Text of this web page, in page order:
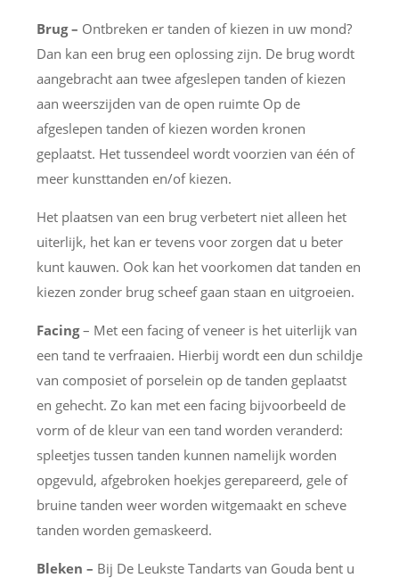
Brug – Ontbreken er tanden of kiezen in uw mond?
Dan kan een brug een oplossing zijn. De brug wordt
aangebracht aan twee afgeslepen tanden of kiezen
aan weerszijden van de open ruimte Op de
afgeslepen tanden of kiezen worden kronen
geplaatst. Het tussendeel wordt voorzien van één of
meer kunsttanden en/of kiezen.
Het plaatsen van een brug verbetert niet alleen het
uiterlijk, het kan er tevens voor zorgen dat u beter
kunt kauwen. Ook kan het voorkomen dat tanden en
kiezen zonder brug scheef gaan staan en uitgroeien.
Facing – Met een facing of veneer is het uiterlijk van
een tand te verfraaien. Hierbij wordt een dun schildje
van composiet of porselein op de tanden geplaatst
en gehecht. Zo kan met een facing bijvoorbeeld de
vorm of de kleur van een tand worden veranderd:
spleetjes tussen tanden kunnen namelijk worden
opgevuld, afgebroken hoekjes gerepareerd, gele of
bruine tanden weer worden witgemaakt en scheve
tanden worden gemaskeerd.
Bleken – Bij De Leukste Tandarts van Gouda bent u